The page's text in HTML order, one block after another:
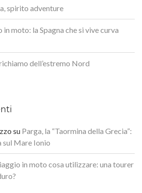
spirito adventure
moto: la Spagna che si vive curva
dell’estremo Nord
su Parga, la “Taormina della Grecia”:
sul Mare Ionio
in moto cosa utilizzare: una tourer